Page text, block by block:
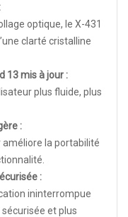
optique, le X-431
clarté cristalline
13 mis à jour :
plus fluide, plus
:
la portabilité
:
ininterrompue
et plus